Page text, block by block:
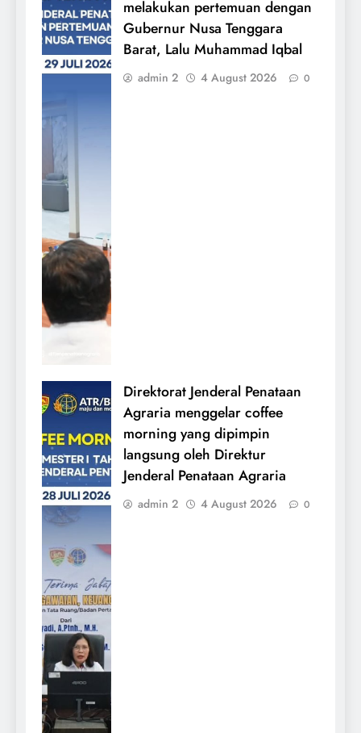
melakukan pertemuan dengan
Gubernur Nusa Tenggara
Barat, Lalu Muhammad Iqbal
admin 2 4 August 2026 0
Direktorat Jenderal Penataan
Agraria menggelar coffee
morning yang dipimpin
langsung oleh Direktur
Jenderal Penataan Agraria
admin 2 4 August 2026 0